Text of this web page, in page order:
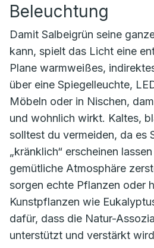
Beleuchtung
Damit Salbeigrün seine
kann, spielt das Licht eine
Plane warmweißes,
über eine Spiegelleuchte,
Möbeln oder in Nischen,
und wohnlich wirkt. Kaltes,
solltest du vermeiden, da es
„kränklich“ erscheinen
gemütliche Atmosphäre
sorgen echte Pflanzen oder
Kunstpflanzen wie
dafür, dass die Natur-
unterstützt und verstärkt